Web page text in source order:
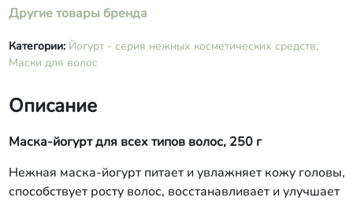
Другие товары бренда
Категории: Йогурт - серия нежных косметических средств,
Маски для волос
Описание
Маска-йогурт для всех типов волос, 250 г
Нежная маска-йогурт питает и увлажняет кожу головы,
способствует росту волос, восстанавливает и улучшает